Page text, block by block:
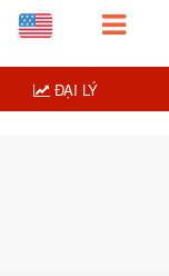
ĐẠI LÝ